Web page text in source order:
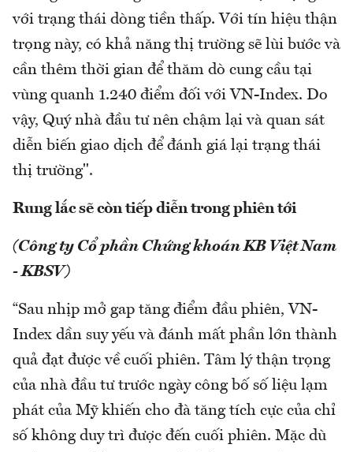
với trạng thái dòng tiền thấp. Với tín hiệu thận
trọng này, có khả năng thị trường sẽ lùi bước và
cần thêm thời gian để thăm dò cung cầu tại
vùng quanh 1.240 điểm đối với VN-Index. Do
vậy, Quý nhà đầu tư nên chậm lại và quan sát
diễn biến giao dịch để đánh giá lại trạng thái
thị trường".
Rung lắc sẽ còn tiếp diễn trong phiên tới
(Công ty Cổ phần Chứng khoán KB Việt Nam
- KBSV)
“Sau nhịp mở gap tăng điểm đầu phiên, VN-
Index dần suy yếu và đánh mất phần lớn thành
quả đạt được về cuối phiên. Tâm lý thận trọng
của nhà đầu tư trước ngày công bố số liệu lạm
phát của Mỹ khiến cho đà tăng tích cực của chỉ
số không duy trì được đến cuối phiên. Mặc dù